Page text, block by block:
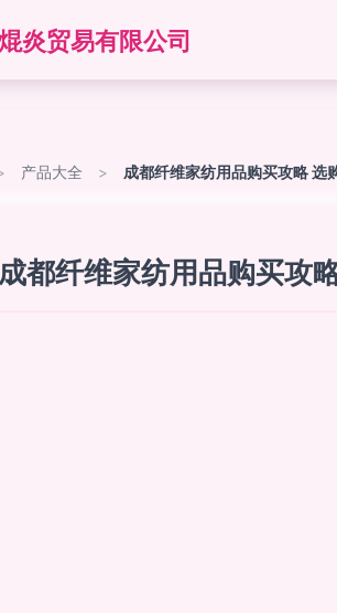
炎贸易有限公司
产品大全 > 成都纤维家纺用品购买攻略 选
成都纤维家纺用品购买攻